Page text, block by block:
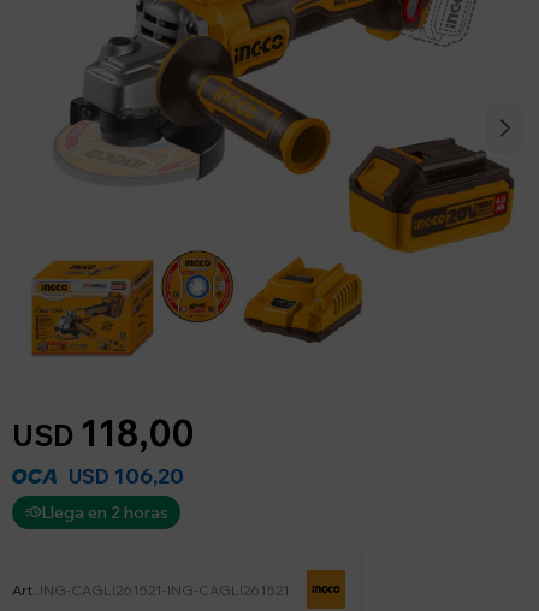
USD 118,00
USD 106,20
Llega en 2 horas
ING-CAGLI261521-ING-CAGLI261521